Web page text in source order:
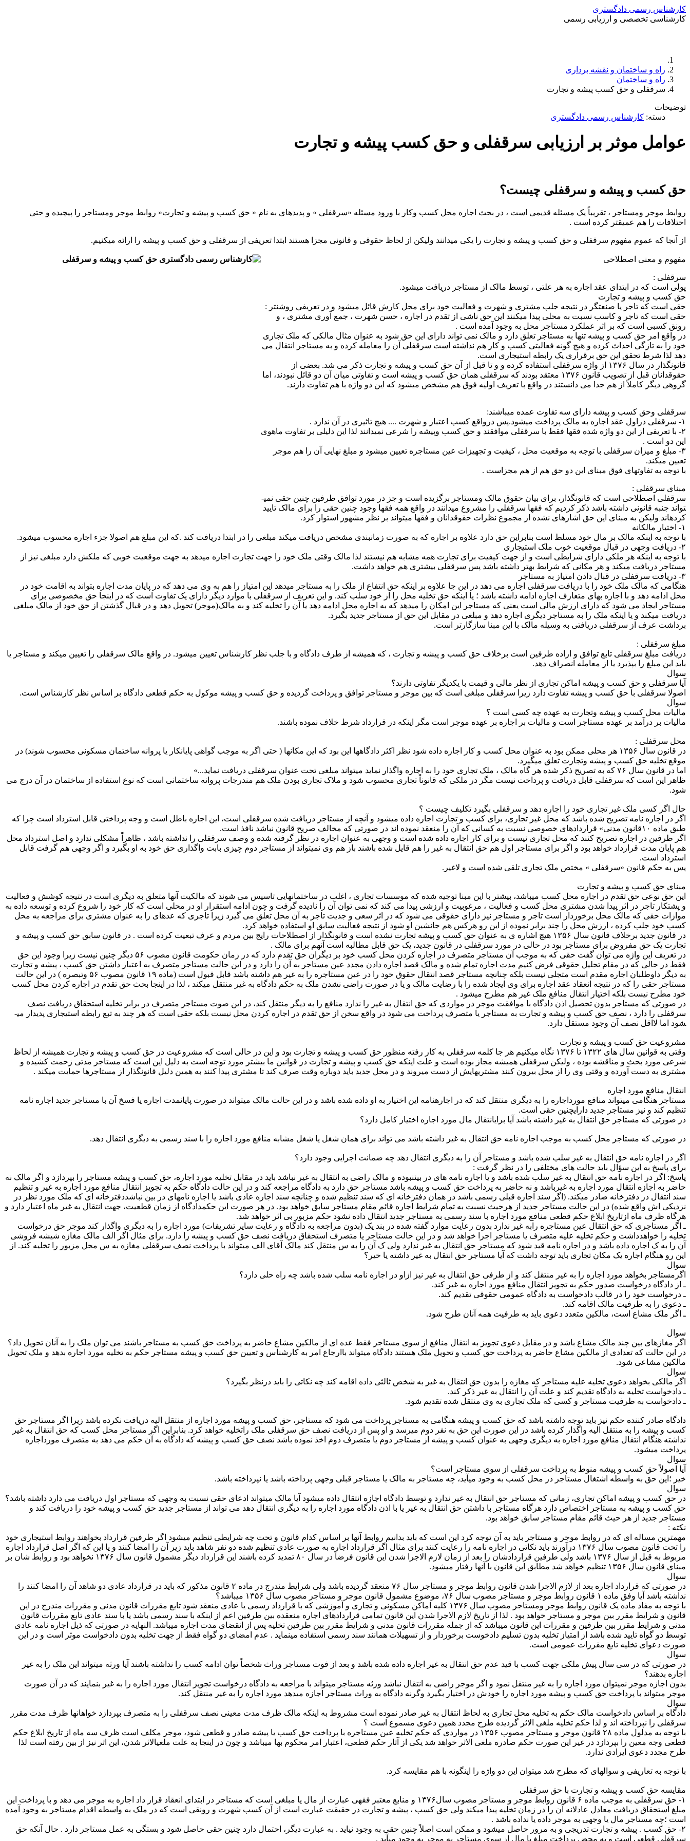
کارشناس رسمی دادگستری
کارشناسی تخصصی و ارزیابی رسمی
راه و ساختمان و نقشه برداری
راه و ساختمان
سرقفلی و حق کسب پیشه و تجارت
توضیحات
دسته: کارشناس رسمی دادگستری
عوامل موثر بر ارزیابی سرقفلی و حق کسب پیشه و تجارت
حق کسب و پیشه و سرقفلی چیست؟
روابط موجر ومستاجر ، تقریباً یک مسئله قدیمی است ، در بحث اجاره محل کسب وکار با ورود مسئله «سرقفلی » و پدیده­ای به نام « حق کسب و پیشه و تجارت« روابط موجر ومستاجر را پیچیده و حتی
اختلافات را هم عمیق­تر کرده است .
از آنجا که عموم مفهوم سرقفلی و حق کسب و پیشه و تجارت را یکی می­دانند ولیکن از لحاظ حقوقی و قانونی مجزا هستند ابتدا تعریفی از سرقفلی و حق کسب و پیشه را ارائه می­کنیم.
مفهوم و معنی اصطلاحی
سرقفلی :
پولی است که در ابتدای عقد اجاره به هر علتی ، توسط مالک از مستاجر دریافت می­شود.
حق کسب و پیشه و تجارت
حقی است که تاجر یا صنعتگر در نتیجه جلب مشتری و شهرت و فعالیت خود برای محل کارش قائل می­شود و در تعریفی روشن­تر :
حقی است که تاجر و کاسب نسبت به محلی پیدا می­کنند این حق ناشی از تقدم در اجاره ، حسن شهرت ، جمع آوری مشتری ، و
رونق کسبی است که بر اثر عملکرد مستاجر محل به وجود آمده است .
در واقع امر حق کسب و پیشه تنها به مستاجر تعلق دارد و مالک نمی تواند دارای این حق شود به عنوان مثال مالکی که ملک تجاری
خود را به تازگی احداث کرده و هیچ گونه فعالیتی کسب و کار هم نداشته است سرقفلی آن را معامله کرده و به مستاجر انتقال می
دهد لذا شرط تحقق این حق برقراری یک رابطه استیجاری است.
قانونگذار در سال ۱۳۷۶ از واژه سرقفلی استفاده کرده و و تا قبل از آن حق کسب و پیشه و تجارت ذکر می شد. بعضی از
حقوقدانان قبل از تصویب قانون ۱۳۷۶ معتقد بودند که سرقفلی همان حق کسب و پیشه است و تفاوتی میان آن دو قائل نبودند، اما
گروهی دیگر کاملاً از هم جدا می دانستند در واقع با تعریف اولیه فوق هم مشخص میشود که این دو واژه با هم تفاوت دارند.
سرقفلی وحق کسب و پیشه دارای سه تفاوت عمده می­باشند:
۱- سرقفلی دراول عقد اجاره به مالک پرداخت می­شود.پس درواقع کسب اعتبار و شهرت .... هیچ تاثیری در آن ندارد .
۲- با تعریفی از این دو واژه شده فقها فقط با سرقفلی موافقند و حق کسب وپیشه را شرعی نمی­دانند لذا این دلیلی بر تفاوت ماهوی
این دو است .
۳- مبلغ و میزان سرقفلی با توجه به موقعیت محل ، کیفیت و تجهیزات عین مستاجره تعیین می­شود و مبلغ نهایی آن را هم موجر
تعیین می­کند.
با توجه به تفاوت­های فوق مبنای این دو حق هم از هم مجزاست .
مبنای سرقفلی :
سرقفلی اصطلاحی است که قانونگذار، برای بیان حقوق مالک ومستاجر برگزیده است و جز در مورد توافق طرفین چنین حقی نمی­
تواند جنبه قانونی داشته باشد ذکر کردیم که فقها سرقفلی را مشروع می­دانند در واقع همه فقها وجود چنین حقی را برای مالک تایید
کرده­اند ولیکن به مبنای این حق اشاره­ای نشده از مجموع نظرات حقوقدانان و فقها می­تواند بر نظر مشهور استوار کرد.
۱- اختیار مالکانه
با توجه به اینکه مالک بر مال خود مسلط است بنابراین حق دارد علاوه بر اجاره که به صورت زمانبندی مشخص دریافت می­کند مبلغی را در ابتدا دریافت کند .که این مبلغ هم اصولا جزء اجاره محسوب می­شود.
۲- دریافت وجهی در قبال موقعیت خوب ملک استیجاری
با توجه به اینکه هر ملکی دارای شرایطی است و از جهت کیفیت برای تجارت همه مشابه هم نیستند لذا مالک وقتی ملک خود را جهت تجارت اجاره می­دهد به جهت موقعیت خوبی که ملکش دارد مبلغی نیز از
مستاجر دریافت می­کند و هر مکانی که شرایط بهتر داشته باشد پس سرقفلی بیشتری هم خواهد داشت.
۳- دریافت سرقفلی در قبال دادن امتیاز به مستاجر
هنگامی که مالک ملک خود را با دریافت سرقفلی اجاره می دهد در این جا علاوه بر اینکه حق انتفاع از ملک را به مستاجر می­دهد این امتیاز را هم به وی می دهد که در پایان مدت اجاره بتواند به اقامت خود در
محل ادامه دهد و با اجاره بهای متعارف اجاره ادامه داشته باشد ؛ یا اینکه حق تخلیه محل را از خود سلب کند. و این تعریف از سرقفلی با موارد دیگر دارای یک تفاوت است که در اینجا حق مخصوصی برای
مستاجر ایجاد می شود که دارای ارزش مالی است یعنی که مستاجر این امکان را میدهد که به اجاره محل ادامه دهد یا آن را تخلیه کند و به مالک(موجر) تحویل دهد و در قبال گذشتن از حق خود از مالک مبلغی
دریافت میکند و یا اینکه ملک را به مستاجر دیگری اجاره دهد و مبلغی در مقابل این حق از مستاجر جدید بگیرد.
برداشت عرف از سرقفلی دریافتی به وسیله مالک با این مبنا سازگارتر است.
مبلغ سرقفلی :
دریافت مبلغ سرقفلی تابع توافق و اراده طرفین است برخلاف حق کسب و پیشه و تجارت ، که همیشه از طرف دادگاه و با جلب نظر کارشناس تعیین میشود. در واقع مالک سرقفلی را تعیین می­کند و مستاجر یا
باید این مبلغ را بپذیرد یا از معامله انصراف دهد.
سوال
آیا سرقفلی و حق کسب و پیشه اماکن تجاری از نظر مالی و قیمت با یکدیگر تفاوتی دارند؟
اصولا سرقفلی با حق کسب و پیشه تفاوت دارد زیرا سرقفلی مبلغی است که بین موجر و مستاجر توافق و پرداخت گردیده و حق کسب و پیشه موکول به حکم قطعی دادگاه بر اساس نظر کارشناس است.
سوال
مالیات محل کسب و پیشه وتجارت به عهده چه کسی است ؟
مالیات بر درآمد بر عهده مستاجر است و مالیات بر اجاره بر عهده موجر است مگر اینکه در قرارداد شرط خلاف نموده باشند.
محل سرقفلی :
در قانون سال ۱۳۵۶ هر محلی ممکن بود به عنوان محل کسب و کار اجاره داده شود نظر اکثر دادگاهها این بود که این مکانها ( حتی اگر به موجب گواهی پایانکار یا پروانه ساختمان مسکونی محسوب شوند) در
موقع تخلیه حق کسب و پیشه وتجارت تعلق می­گیرد.
اما در قانون سال ۷۶ که به تصریح ذکر شده هر گاه مالک ، ملک تجاری خود را به اجاره واگذار نماید می­تواند مبلغی تحت عنوان سرقفلی دریافت نماید...»
ظاهر این است که سرقفلی قابل دریافت و پرداخت نیست مگر در ملکی که قانوناً تجاری محسوب شود و ملاک تجاری بودن ملک هم مندرجات پروانه ساختمانی است که نوع استفاده از ساختمان در آن درج می
شود.
حال اگر کسی ملک غیر تجاری خود را اجاره دهد و سرقفلی بگیرد تکلیف چیست ؟
اگر در اجاره نامه تصریح شده باشد که محل غیر تجاری، برای کسب و تجارت اجاره داده می­شود و آنچه از مستاجر دریافت شده سرقفلی است، این اجاره باطل است و وجه پرداختی قابل استرداد است چرا که
طبق ماده ۱۰قانون مدنی» قراردادهای خصوصی نسبت به کسانی که آن را منعقد نموده اند در صورتی که مخالف صریح قانون نباشد نافذ است.
اگر طرفین در اجاره تصریح کنند که محل تجاری نیست و برای کار اجاره داده شده است و وجهی به عنوان اجاره در نظر گرفته شده و وصف سرقفلی را نداشته باشد ، ظاهراًً مشکلی ندارد و اصل استرداد محل
هم پایان مدت قرارداد خواهد بود و اگر برای مستاجر اول هم حق انتقال به غیر را هم قایل شده باشند باز هم وی نمی­تواند از مستاجر دوم چیزی بابت واگذاری حق خود به او بگیرد و اگر وجهی هم گرفت قابل
استرداد است.
پس به حکم قانون «سرقفلی » مختص ملک تجاری تلقی شده است و لاغیر.
مبنای حق کسب و پیشه و تجارت
این حق نوعی حق تقدم در اجاره محل کسب می­باشد، بیشتر با این مبنا توجیه شده که موسسات تجاری ، اغلب در ساختمانهایی تاسیس می شوند که مالکیت آنها متعلق به دیگری است در نتیجه کوشش و فعالیت
و پشتکار تاجر در اثر پیدا شدن مشتری محل کسب و فعالیت ، مرغوبیت و ارزشی پیدا می کند که نمی توان آن را نادیده گرفت و چون ادامه استقرار او در محلی است که کار خود را شروع کرده و توسعه داده به
موازات حقی که مالک محل برخوردار است تاجر و مستاجر نیز دارای حقوقی می شود که در اثر سعی و جدیت تاجر به آن محل تعلق می گیرد زیرا تاجری که عده­ای را به عنوان مشتری برای مراجعه به محل
کسب خود جلب کرده ، ارزش محل را چند برابر نموده از این رو هرکس هم جانشین او شود از نتیجه فعالیت سابق او استفاده خواهد کرد.
در قانون جدید برخلاف قانون سال ۱۳۵۶ هیچ اشاره ­ی به عنوان حق کسب و پیشه تجارت نشده است و قانونگذار از اصطلاحات رایج بین مردم و عرف تبعیت کرده است . در قانون سابق حق کسب و پیشه و
تجارت یک حق مفروض برای مستاجر بود در حالی در مورد سرقفلی در قانون جدید، یک حق قابل مطالبه است آنهم برای مالک .
در تعریف این واژه می توان گفت حقی که به موجب آن مستاجر متصرف در اجاره کردن محل کسب خود بر دیگران حق تقدم دارد که در زمان حکومت قانون مصوب ۵۶ دیگر چنین نیست زیرا وجود این حق
فقط در حالی که در مقام تحلیل حقوقی فرض کنیم مدت اجاره تمام شده و مالک قصد اجاره دادن مجدد عین مستاجر به آن را دارد و در این حالت مستاجر متصرف به اعتبار داشتن حق کسب ، پیشه و تجارت
به دیگر داوطلبان اجاره مقدم است متجلی نیست بلکه چنانچه مستاجر قصد انتقال حقوق خود را در عین مستاجره را به غیر هم داشته باشد قابل قبول است (ماده ۱۹ قانون مصوب ۵۶ وتبصره ) در این حالت
مستاجر حقی را که در نتیجه انعقاد عقد اجاره برای وی ایجاد شده را با رضایت مالک و یا در صورت راضی نشدن ملک به حکم دادگاه به غیر منتقل می­کند ، لذا در اینجا بحث حق تقدم در اجاره کردن محل کسب
خود مطرح نیست بلکه اختیار انتقال منافع ملک غیر هم مطرح می­شود .
در صورتی که مستاجر بدون تحصیل اذن دادگاه با موافقت موجر در مواردی که حق انتقال به غیر را ندارد منافع را به دیگر منتقل کند، در این صوت مستاجر متصرف در برابر تخلیه استحقاق دریافت نصف
سرقفلی را دارد ، نصف حق کسب و پیشه و تجارت به مستاجر یا متصرف پرداخت می شود در واقع سخن از حق تقدم در اجاره کردن محل نیست بلکه حقی است که هر چند به تبع رابطه استیجاری پدیدار می­
شود اما لااقل نصف آن وجود مستقل دارد.
مشروعیت حق کسب و پیشه و تجارت
وقتی به قوانین سال های ۱۳۲۲ تا ۱۳۷۶ نگاه می­کنیم هر جا کلمه سرقفلی به کار رفته منظور حق کسب و پیشه و تجارت بود و این در حالی است که مشروعیت در حق کسب و پیشه و تجارت همیشه از لحاظ
شرعی مورد بحث و مناقشه بوده ، ولیکن سرقفلی همیشه مجاز بوده است و علت اینکه حق کسب و پیشه و تجارت در قوانین ما بیشتر مورد توجه است به دلیل این است که مستاجر مدتی زحمت کشیده و
مشتری به دست آورده و وقتی وی را از محل بیرون کنند مشتریهایش از دست می­روند و در محل جدید باید دوباره وقت صرف کند تا مشتری پیدا کنند به همین دلیل قانونگذار از مستاجرها حمایت می­کند .
انتقال منافع مورد اجاره
مستاجر هنگامی می­تواند منافع مورداجاره را به دیگری منتقل کند که در اجارهنامه این اختیار به او داده شده باشد و در این حالت مالک می­تواند در صورت پایانمدت اجاره یا فسخ آن با مستاجر جدید اجاره نامه
تنظیم کند و نیز مستاجر جدید دارایچنین حقی است.
در صورتی که مستاجر حق انتقال به غیر داشته باشد آیا برایانتقال مال مورد اجاره اختیار کامل دارد؟
در صورتی که مستاجر محل کسب به موجب اجاره نامه حق انتقال به غیر داشته باشد می تواند برای همان شغل یا شغل مشابه منافع مورد اجاره را با سند رسمی به دیگری انتقال دهد.
اگر در اجاره نامه حق انتقال به غیر سلب شده باشد و مستاجر آن را به دیگری انتقال دهد چه ضمانت اجرایی وجود دارد؟
برای پاسخ به این سؤال باید حالت های مختلفی را در نظر گرفت :
پاسخ: اگر در اجاره ­نامه حق انتقال به غیر سلب شده باشد و یا اجاره نامه ه­ای در بیننبوده و مالک راضی به انتقال به غیر نباشد باید در مقابل تخلیه مورد اجاره، حق کسب و پیشه مستاجر را بپردازد و اگر مالک نه
حاضر به اجازه انتقال مورد اجاره به غیرباشد و نه حاضر به پرداخت حق کسب و پیشه باشد مستاجر حق دارد به دادگاه مراجعه کند و در این حالت دادگاه حکم به تجویز انتقال منافع مورد اجاره به غیر و تنظیم
سند انتقال در دفترخانه صادر می­کند. (اگر سند اجاره قبلی رسمی باشد در همان دفترخانه ­ای که سند تنظیم شده و چنانچه سند اجاره عادی باشد یا اجاره نامه­ای در بین نباشددفترخانه ­ای که ملک مورد نظر در
نزدیکی­ اش واقع شده) در این حالت مستاجر جدید از هرحیث نسبت به تمام شرایط اجاره قائم مقام مستاجر سابق خواهد بود. در هر صورت این حکمدادگاه از زمان قطعیت، جهت انتقال به غیر ماه اعتبار دارد و
هرگاه ظرف ماه ازتاریخ ابلاغ حکم قطعی منافع مورد اجاره با سند رسمی به مستاجر جدید انتقال داده نشود حکم مزبور بی اثر خواهد شد.
ـ اگر مستاجری که حق انتقال عین مستاجره رابه غیر ندارد بدون رعایت موارد گفته شده در بند یک (بدون مراجعه به دادگاه و رعایت سایر تشریفات) مورد اجاره را به دیگری واگذار کند موجر حق درخواست
تخلیه را خواهدداشت و حکم تخلیه علیه متصرف یا مستاجر اجرا خواهد شد و در این حالت مستاجر یا متصرف استحقاق دریافت نصف حق کسب و پیشه را دارد. برای مثال اگر الف مالک مغازه شیشه فروشی
آن را به ک اجاره داده باشد و در اجاره نامه قید شود که مستاجر حق انتقال به غیر ندارد ولی ک آن را به س منتقل کند مالک آقای الف می­تواند با پرداخت نصف سرقفلی مغازه به س محل مزبور را تخلیه کند. از
این رو هنگام اجاره یک مکان تجاری باید توجه داشت که آیا مستاجر حق انتقال به غیر داشته یا خیر؟
سوال
اگرمستاجر بخواهد مورد اجاره را به غیر منتقل کند و از طرفی حق انتقال به غیر نیز ازاو در اجاره نامه سلب شده باشد چه راه حلی دارد؟
ـ از دادگاه درخواست صدور حکم به تجویز انتقال منافع مورد اجاره به غیر کند.
ـ درخواست خود را در قالب دادخواست به دادگاه عمومی حقوقی تقدیم کند.
ـ دعوی را به طرفیت مالک اقامه کند.
ـ اگر ملک مشاع است، مالکین متعدد دعوی باید به طرفیت همه آنان طرح شود.
سوال
اگر مغازه­ای بین چند مالک مشاع باشد و در مقابل دعوی تجویز به انتقال منافع از سوی مستاجر فقط عده ای از مالکین مشاع حاضر به پرداخت حق کسب به مستاجر باشند می توان ملک را به آنان تحویل داد؟
در این حالت که تعدادی از مالکین مشاع حاضر به پرداخت حق کسب و تحویل ملک هستند دادگاه می­تواند باارجاع امر به کارشناس و تعیین حق کسب و پیشه مستاجر حکم به تخلیه مورد اجاره بدهد و ملک تحویل
مالکین مشاعی شود.
سوال
اگر مالکی بخواهد دعوی تخلیه علیه مستاجر که مغازه را بدون حق انتقال به غیر به شخص ثالثی داده اقامه کند چه نکاتی را باید درنظر بگیرد؟
ـ دادخواست تخلیه به دادگاه تقدیم کند و علت آن را انتقال به غیر ذکر کند.
ـ دادخواست به طرفیت مستاجر و کسی که ملک تجاری به وی منتقل شده تقدیم شود.
دادگاه صادر کننده حکم نیز باید توجه داشته باشد که حق کسب و پیشه هنگامی به مستاجر پرداخت می شود که مستاجر، حق کسب و پیشه مورد اجاره از منتقل الیه دریافت نکرده باشد زیرا اگر مستاجر حق
کسب و پیشه را به منتقل­ الیه واگذار کرده باشد در این صورت این حق به نفر دوم می­رسد و او پس از دریافت نصف حق سرقفلی ملک راتخلیه خواهد کرد. بنابراین اگر مستاجر محل کسب که حق انتقال به غیر
نداشته هنگام انتقال منافع مورد اجاره به دیگری وجهی به عنوان کسب و پیشه از مستاجر دوم یا متصرف دوم اخذ نموده باشد نصف حق کسب و پیشه که دادگاه به آن حکم می دهد به متصرف مورداجاره
پرداخت می­شود.
سوال
آیا اصولاً حق کسب و پیشه منوط به پرداخت سرقفلی از سوی مستاجر است؟
خیر ؛این حق به واسطه اشتغال مستاجر در محل کسب به وجود می­آید، چه مستاجر به مالک یا مستاجر قبلی وجهی پرداخته باشد یا نپرداخته باشد.
سوال
در حق کسب و پیشه اماکن تجاری، زمانی که مستاجر حق انتقال به غیر ندارد و توسط دادگاه اجازه انتقال داده می­شود آیا مالک می­تواند ادعای حقی نسبت به وجهی که مستاجر اول دریافت می ­دارد داشته باشد؟
حق کسب و پیشه به مستاجر اختصاص دارد هرگاه مستاجر با داشتن حق انتقال به غیر یا با اذن دادگاه مورد اجاره را به دیگری انتقال دهد می تواند از مستاجر جدید حق کسب و پیشه خود را دریافت کند و
مستاجر جدید از هر حیث قائم مقام مستاجر سابق خواهد بود.
نکته :
مهمترین مساله­ ای که در روابط موجر و مستاجر باید به آن توجه کرد این است که باید بدانیم روابط آنها بر اساس کدام قانون و تحت چه شرایطی تنظیم می­شود اگر طرفین قرارداد بخواهند روابط استیجاری خود
را تحت قانون مصوب سال ۱۳۷۶ درآورند باید نکاتی در اجاره­ نامه را رعایت کنند برای مثال اگر قرارداد اجاره به صورت عادی تنظیم شده دو نفر شاهد باید زیر آن را امضا کنند و یا این که اگر اصل قرارداد اجاره
مربوط به قبل از سال ۱۳۷۶ باشد ولی طرفین قراردادشان را بعد از زمان لازم الاجرا شدن این قانون فرضاً در سال ۸۰ تمدید کرده باشند این قرارداد دیگر مشمول قانون سال ۱۳۷۶ نخواهد بود و روابط شان بر
مبنای قانون سال ۱۳۵۶ تنظیم خواهد شد مطابق این قانون با آنها رفتار می­شود.
سوال
در صورتی که قرارداد اجاره بعد از لازم الاجرا شدن قانون روابط موجر و مستاجر سال ۷۶ منعقد گردیده باشد ولی شرایط مندرج در ماده ۲ قانون مذکور که باید در قرارداد عادی دو شاهد آن را امضا کنند را
نداشته باشد آیا وفق ماده ۱ قانون روابط موجر و مستاجر مصوب سال ۷۶، موضوع مشمول قانون موجر و مستاجر مصوب سال ۱۳۵۶ می­باشد؟
با توجه به مفاد ماده یک قانون روابط موجر ومستاجر مصوب سال ۱۳۷۶ کلیه اماکن مسکونی و تجاری و آموزشی که با قرارداد رسمی یا عادی منعقد شود تابع مقررات قانون مدنی و مقررات مندرج در این
قانون و شرایط مقرر بین موجر و مستاجر خواهد بود . لذا از تاریخ لازم الاجرا شدن این قانون تمامی قراردادهای اجاره منعقده بین طرفین اعم از اینکه با سند رسمی باشد یا با سند عادی تابع مقررات قانون
مدنی و شرایط مقرر بین طرفین و مقررات این قانون می­باشد که از جمله مقررات قانون مدنی و شرایط مقرر بین طرفین تخلیه پس از انقضای مدت اجاره می­باشد. النهایه در صورتی که ذیل اجاره نامه عادی
توسط دو گواه تایید شده باشد از امتیاز تخلیه بدون تسلیم دادخوست برخوردار و از تسهیلات همانند سند رسمی استفاده می­نماید . عدم امضای دو گواه فقط از جهت تخلیه بدون دادخواست موثر است و در این
صورت دعوای تخلیه تابع مقررات عمومی است.
سوال
در صورتی که در سی سال پیش ملکی جهت کسب با قید عدم حق انتقال به غیر اجاره داده شده باشد و بعد از فوت مستاجر وراث شخصاً توان ادامه کسب را نداشته باشند آیا ورثه می­تواند این ملک را به غیر
اجاره بدهند؟
بدون اجازه موجر نمی­توان مورد اجاره را به غیر منتقل نمود و اگر موجر راضی به انتقال نباشد ورثه مستاجر می­تواند با مراجعه به دادگاه درخواست تجویز انتقال مورد اجاره را به غیر بنمایند که در آن صورت
موجر می­تواند با پرداخت حق کسب و پیشه مورد اجاره را خودش در اختیار بگیرد وگرنه دادگاه به وراث مستاجر اجازه می­دهد مورد اجاره را به غیر منتقل کند.
سوال
دادگاه بر اساس دادخواست مالک حکم به تخلیه محل تجاری به لحاظ انتقال به غیر صادر نموده است مشروط به اینکه مالک ظرف مدت معینی نصف سرقفلی را به متصرف بپردازد خواهانها ظرف مدت مقرر
سرقفلی را نپرداخته ­اند و لذا حکم تخلیه ملغی ­الاثر گردیده طرح مجدد همین دعوی مسموع است ؟
با توجه به مدلول ماده ۲۸ قانون موجر و مستاجر مصوب ۱۳۵۶ در مواردی که حکم تخلیه عین مستاجره با پرداخت حق کسب یا پیشه صادر و قطعی شود، موجر مکلف است ظرف سه ماه از تاریخ ابلاغ حکم
قطعی وجه معین را بپردازد در غیر این صورت حکم صادره ملغی ­الاثر خواهد شد یکی از آثار حکم قطعی، اعتبار امر محکوم بها می­باشد و چون در اینجا به علت ملغی­الاثر شدن، این اثر نیز از بین رفته است لذا
طرح مجدد دعوی ایرادی ندارد.
با توجه به تعاریفی و سوالهای که مطرح شد میتوان این دو واژه را اینگونه با هم مقایسه کرد.
مقایسه حق کسب و پیشه و تجارت با حق سرقفلی
۱- حق سرقفلی به موجب ماده ۶ قانون روابط موجر و مستاجر مصوب سال۱۳۷۶ و منابع معتبر فقهی عبارت از مال یا مبلغی است که مستاجر در ابتدای انعقاد قرار داد اجاره به موجر می دهد و با پرداخت این
مبلغ استحقاق دریافت معادل عادلانه آن را در زمان تخلیه پیدا می­کند ولی حق کسب ، پیشه و تجارت در حقیقت عبارت است از آن کسب شهرت و رونقی است که در ملک به واسطه اقدام مستاجر به وجود آمده
است ؛چه مستاجر مال یا وجهی به موجر داده یا نداده باشد .
۲- حق کسب . پیشه و تجارت تدریجی و به مرور حاصل می­شود و ممکن است اصلاً چنین حقی به وجود نیاید . به عبارت دیگر، احتمال دارد چنین حقی حاصل شود و بستگی به عمل مستاجر دارد . حال آنکه حق
سرقفلی قطعی است و به محض پرداخت مبلغ یا مال از سوی مستاجر به موجر به وجود می­آید .